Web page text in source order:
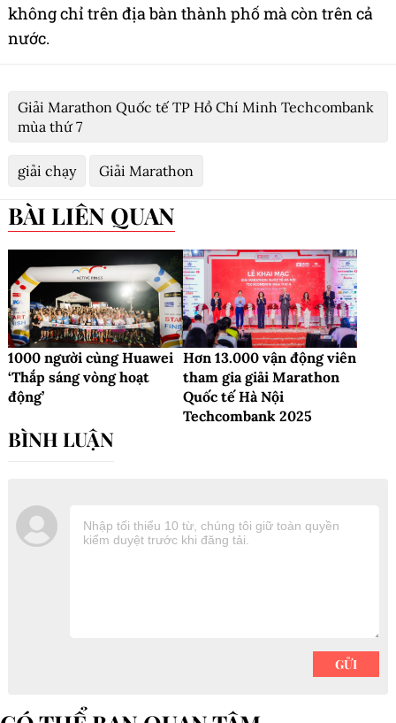
không chỉ trên địa bàn thành phố mà còn trên cả
nước.
Giải Marathon Quốc tế TP Hồ Chí Minh Techcombank
mùa thứ 7
giải chạy Giải Marathon
BÀI LIÊN QUAN
1000 người cùng Huawei
‘Thắp sáng vòng hoạt
động’
Hơn 13.000 vận động viên
tham gia giải Marathon
Quốc tế Hà Nội
Techcombank 2025